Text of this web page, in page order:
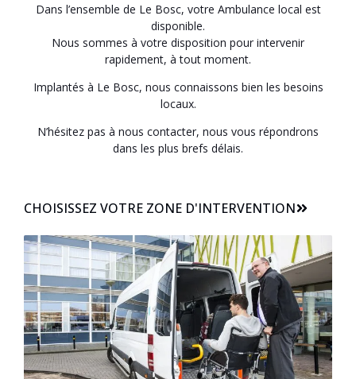
Dans l’ensemble de Le Bosc, votre Ambulance local est
disponible.
Nous sommes à votre disposition pour intervenir
rapidement, à tout moment.
Implantés à Le Bosc, nous connaissons bien les besoins
locaux.
N’hésitez pas à nous contacter, nous vous répondrons
dans les plus brefs délais.
CHOISISSEZ VOTRE ZONE D'INTERVENTION